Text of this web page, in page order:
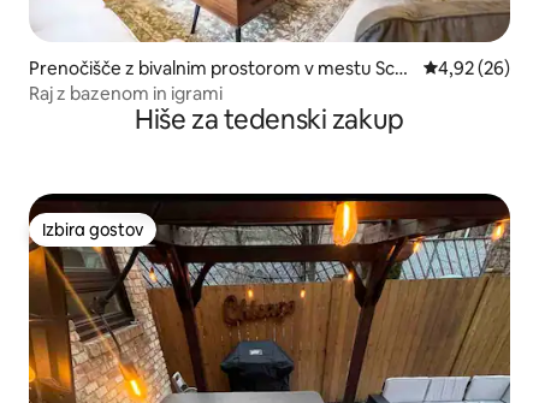
Prenočišče z bivalnim prostorom v mestu Sch
aumburg
Povprečna
4,92 (26)
Raj z bazenom in igrami
Hiše za tedenski zakup
Izbira gostov
Izbira gostov